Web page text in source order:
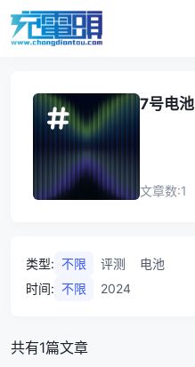
7号电池
文章数:1
类型: 不限 评测
电池
时间: 不限 2024
共有1篇文章